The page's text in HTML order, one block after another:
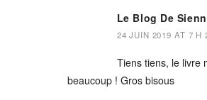
Le Blog De
24 JUIN 2019 AT 7 H
Tiens tiens, le livre
beaucoup ! Gros bisous